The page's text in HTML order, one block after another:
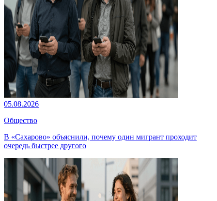
05.08.2026
Общество
В «Сахарово» объяснили, почему один мигрант проходит
очередь быстрее другого